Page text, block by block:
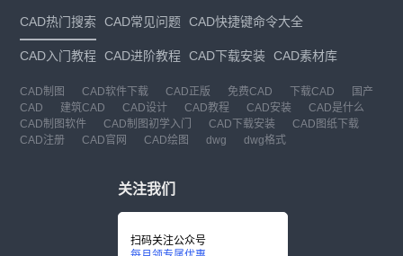
CAD热门搜索 CAD常见问题 CAD快捷键命令大全
CAD入门教程 CAD进阶教程 CAD下载安装 CAD素材库
CAD制图 CAD软件下载 CAD正版 免费CAD 下载CAD
国产
CAD
建筑CAD CAD设计 CAD教程 CAD安装
CAD是什么
CAD制图软件
CAD制图初学入门 CAD下载安装
CAD图纸下载
CAD注册
CAD官网 CAD绘图 dwg dwg格式
关注我们
扫码关注公众号